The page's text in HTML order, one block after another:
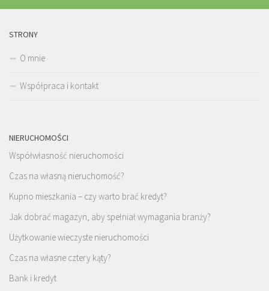
STRONY
O mnie
Współpraca i kontakt
NIERUCHOMOŚCI
Współwłasność nieruchomości
Czas na własną nieruchomość?
Kupno mieszkania – czy warto brać kredyt?
Jak dobrać magazyn, aby spełniał wymagania branży?
Użytkowanie wieczyste nieruchomości
Czas na własne cztery kąty?
Bank i kredyt